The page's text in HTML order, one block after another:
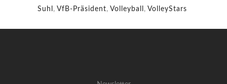
Suhl , VfB-Präsident, Volleyball , VolleyStars